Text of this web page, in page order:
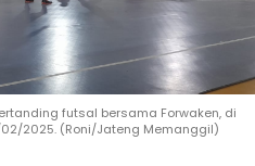
futsal bersama Forwaken, di
2025. (Roni/Jateng Memanggil)